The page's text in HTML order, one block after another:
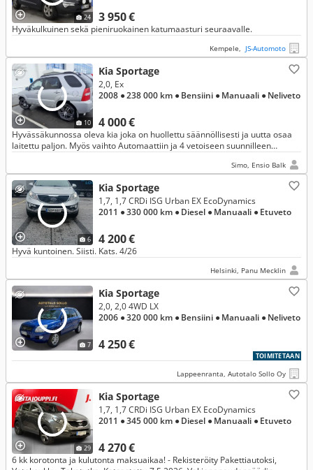
24 3 950 €
Hyväkulkuinen sekä pieniruokainen katumaasturi seuraavalle.
Kempele, JS-Automoto
10
Kia Sportage
4 000 €
2,0, Ex
2008 ● 238 000 km ● Bensiini ● Manuaali ● Neliveto
Hyvässäkunnossa oleva kia joka on huollettu säännöllisesti ja uutta osaa
laitettu paljon. Myös vaihto Automaattiin ja 4 vetoiseen suunnilleen
Simo, Ensio Balk
6
Kia Sportage
4 200 €
1,7, 1,7 CRDi ISG Urban EX EcoDynamics
2011 ● 330 000 km ● Diesel ● Manuaali ● Etuveto
Hyvä kuntoinen. Siisti. Kats. 4/26
Helsinki, Panu Mecklin
7
Kia Sportage
4 250 €
2,0, 2,0 4WD LX
2006 ● 320 000 km ● Bensiini ● Manuaali ● Neliveto
TOIMITETAAN
Lappeenranta, Autotalo Sollo Oy
29
Kia Sportage
4 270 €
1,7, 1,7 CRDi ISG Urban EX EcoDynamics
2011 ● 345 000 km ● Diesel ● Manuaali ● Etuveto
6 kk korotonta ja kulutonta maksuaikaa! - Rekisteröity Pakettiautoksi,